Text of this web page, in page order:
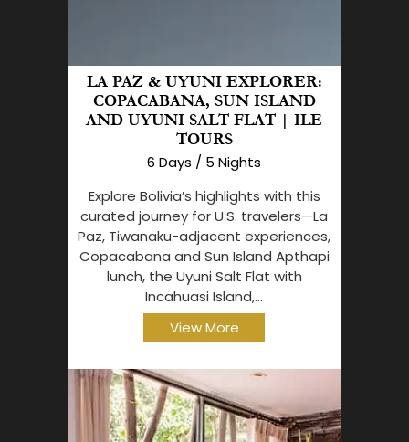
LA PAZ & UYUNI EXPLORER:
COPACABANA, SUN ISLAND
AND UYUNI SALT FLAT | ILE
TOURS
6 Days / 5 Nights
Explore Bolivia’s highlights with this
curated journey for U.S. travelers—La
Paz, Tiwanaku-adjacent experiences,
Copacabana and Sun Island Apthapi
lunch, the Uyuni Salt Flat with
Incahuasi Island,...
View More